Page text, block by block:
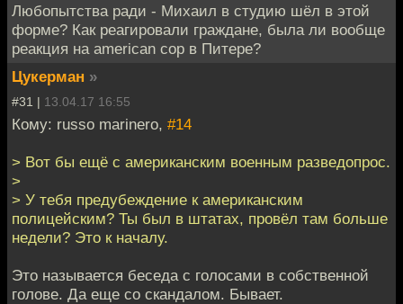
Любопытства ради - Михаил в студию шёл в этой
форме? Как реагировали граждане, была ли вообще
реакция на american cop в Питере?
Цукерман »
#31 | 13.04.17 16:55
Кому: russo marinero, #14
> Вот бы ещё с американским военным разведопрос.
>
> У тебя предубеждение к американским
полицейским? Ты был в штатах, провёл там больше
недели? Это к началу.
Это называется беседа с голосами в собственной
голове. Да еще со скандалом. Бывает.